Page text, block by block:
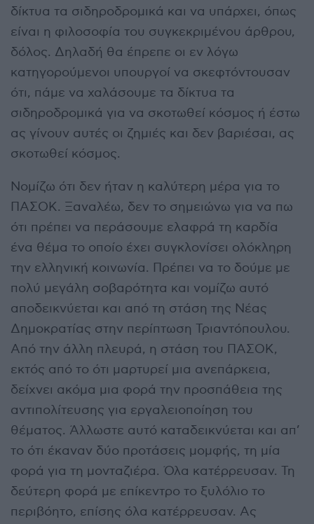
δίκτυα τα σιδηροδρομικά και να υπάρχει, όπως
είναι η φιλοσοφία του συγκεκριμένου άρθρου,
δόλος. Δηλαδή θα έπρεπε οι εν λόγω
κατηγορούμενοι υπουργοί να σκεφτόντουσαν
ότι, πάμε να χαλάσουμε τα δίκτυα τα
σιδηροδρομικά για να σκοτωθεί κόσμος ή έστω
ας γίνουν αυτές οι ζημιές και δεν βαριέσαι, ας
σκοτωθεί κόσμος.
Νομίζω ότι δεν ήταν η καλύτερη μέρα για το
ΠΑΣΟΚ. Ξαναλέω, δεν το σημειώνω για να πω
ότι πρέπει να περάσουμε ελαφρά τη καρδία
ένα θέμα το οποίο έχει συγκλονίσει ολόκληρη
την ελληνική κοινωνία. Πρέπει να το δούμε με
πολύ μεγάλη σοβαρότητα και νομίζω αυτό
αποδεικνύεται και από τη στάση της Νέας
Δημοκρατίας στην περίπτωση Τριαντόπουλου.
Από την άλλη πλευρά, η στάση του ΠΑΣΟΚ,
εκτός από το ότι μαρτυρεί μια ανεπάρκεια,
δείχνει ακόμα μια φορά την προσπάθεια της
αντιπολίτευσης για εργαλειοποίηση του
θέματος. Άλλωστε αυτό καταδεικνύεται και απ’
το ότι έκαναν δύο προτάσεις μομφής, τη μία
φορά για τη μονταζιέρα. Όλα κατέρρευσαν. Τη
δεύτερη φορά με επίκεντρο το ξυλόλιο το
περιβόητο, επίσης όλα κατέρρευσαν. Ας